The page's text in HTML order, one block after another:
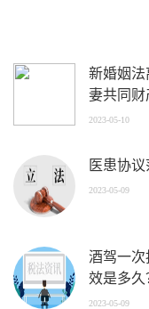
新婚姻法
妻共同财
2023-05-10
医患协
2023-05-09
酒驾一次
效是多久
2023-05-09